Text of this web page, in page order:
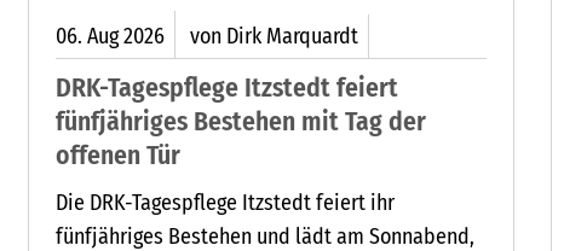
06. Aug2026 von Dirk Marquardt
DRK-Tagespflege Itzstedt feiert
fünfjähriges Bestehen mit Tag der
offenen Tür
Die DRK-Tagespflege Itzstedt feiert ihr
fünfjähriges Bestehen und lädt am Sonnabend,